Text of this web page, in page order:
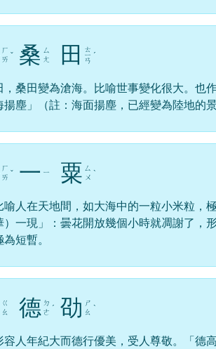
ㄏ
ㄞ ˇ 桑 ㄙ
ㄤ
田 ㄊ
ㄧ
ㄢ
ˊ
，桑田變為滄海。比喻世事變化很大。也
塵」（註：海面揚塵，已經變為陸地的景
ㄏ
ㄞ ˇ 一 ㄧ 粟 ㄙ
ㄨ ˋ
喻人在天地間，如大海中的一粒小米粒，
）一現」：曇花開放幾個小時就凋謝了，
短暫。
ㄍ
ㄠ
德 ㄉ
ㄜ ˊ 劭 ㄕ
ㄠ ˋ
容人年紀大而德行優美，受人尊敬。「德